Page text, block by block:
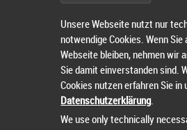
Wählen Sie einen
Unsere Webseite nutzt nur
notwendige Cookies. Wenn Sie
Webseite bleiben, nehmen wir
Sie damit einverstanden sind.
Cookies nutzen erfahren Sie in
Datenschutzerklärung.
We use only technically